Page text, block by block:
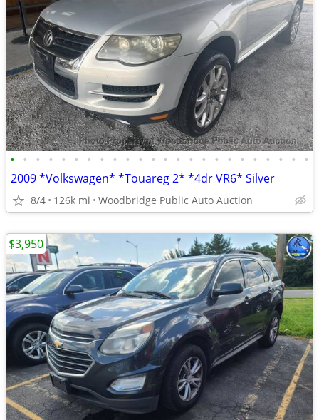
• • • • • • • • • • • • • • • • • • • • • • • •
2009 *Volkswagen* *Touareg 2* *4dr VR6* Silver
8/4 126k mi Woodbridge Public Auto Auction
$3,950